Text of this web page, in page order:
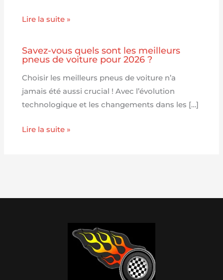
Lire la suite »
Savez-vous quels sont les meilleurs
pneus de voiture pour 2026 ?
Choisir les meilleurs pneus de voiture n’a
jamais été aussi crucial ! Avec l’évolution
technologique et les changements dans les […]
Lire la suite »